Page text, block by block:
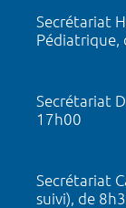
Secrétariat
Pédiatrique,
Secrétariat
17h00
Secrétariat
suivi), de